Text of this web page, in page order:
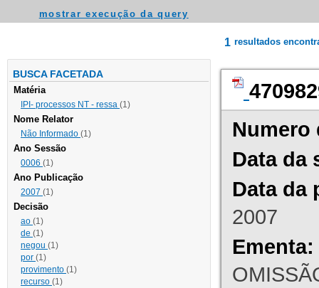
mostrar execução da query
BUSCA FACETADA
Matéria
IPI- processos NT - ressa (1)
Nome Relator
Não Informado (1)
Ano Sessão
0006 (1)
Ano Publicação
2007 (1)
Decisão
ao (1)
de (1)
negou (1)
por (1)
provimento (1)
recurso (1)
1 resultados
Numero
Data da
Data da
2007
Ementa: